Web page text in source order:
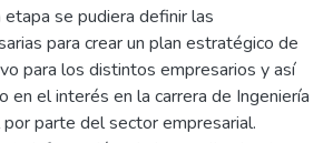
etapa se pudiera definir las
para crear un plan estratégico de
para los distintos empresarios y así
en el interés en la carrera de Ingeniería
parte del sector empresarial.